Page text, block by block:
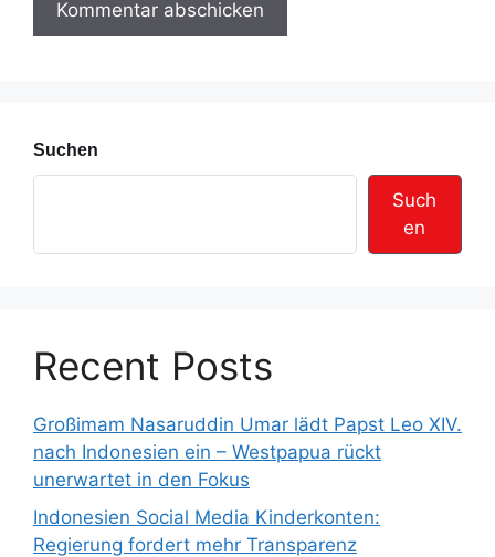
s
Suchen
Such
en
Recent Posts
Großimam Nasaruddin Umar lädt Papst Leo XIV.
nach Indonesien ein – Westpapua rückt
unerwartet in den Fokus
Indonesien Social Media Kinderkonten:
Regierung fordert mehr Transparenz